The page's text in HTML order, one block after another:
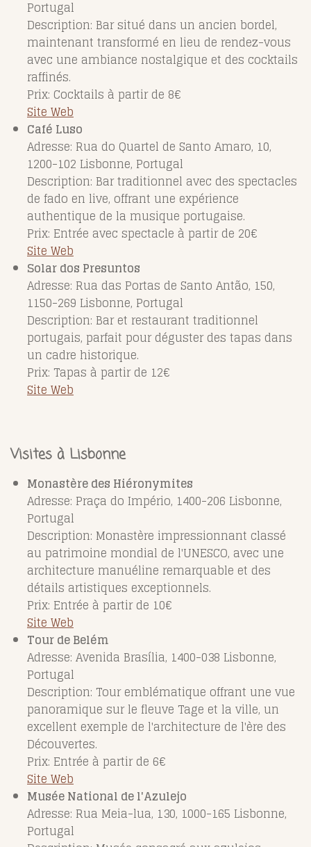
Portugal
Description: Bar situé dans un ancien bordel,
maintenant transformé en lieu de rendez-vous
avec une ambiance nostalgique et des cocktails
raffinés.
Prix: Cocktails à partir de 8€
Site Web
Café Luso
Adresse: Rua do Quartel de Santo Amaro, 10,
1200-102 Lisbonne, Portugal
Description: Bar traditionnel avec des spectacles
de fado en live, offrant une expérience
authentique de la musique portugaise.
Prix: Entrée avec spectacle à partir de 20€
Site Web
Solar dos Presuntos
Adresse: Rua das Portas de Santo Antão, 150,
1150-269 Lisbonne, Portugal
Description: Bar et restaurant traditionnel
portugais, parfait pour déguster des tapas dans
un cadre historique.
Prix: Tapas à partir de 12€
Site Web
Visites à Lisbonne
Monastère des Hiéronymites
Adresse: Praça do Império, 1400-206 Lisbonne,
Portugal
Description: Monastère impressionnant classé
au patrimoine mondial de l'UNESCO, avec une
architecture manuéline remarquable et des
détails artistiques exceptionnels.
Prix: Entrée à partir de 10€
Site Web
Tour de Belém
Adresse: Avenida Brasília, 1400-038 Lisbonne,
Portugal
Description: Tour emblématique offrant une vue
panoramique sur le fleuve Tage et la ville, un
excellent exemple de l'architecture de l'ère des
Découvertes.
Prix: Entrée à partir de 6€
Site Web
Musée National de l'Azulejo
Adresse: Rua Meia-lua, 130, 1000-165 Lisbonne,
Portugal